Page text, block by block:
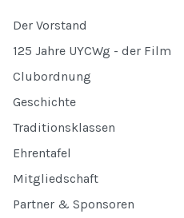
Der Vorstand
125 Jahre UYCWg - der Film
Clubordnung
Geschichte
Traditionsklassen
Ehrentafel
Mitgliedschaft
Partner & Sponsoren